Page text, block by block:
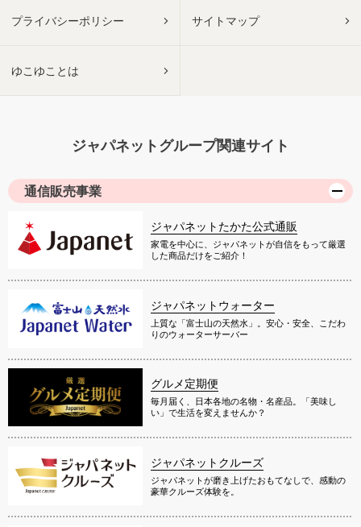
プライバシーポリシー サイトマップ
ゆこゆことは
ジャパネットグループ関連サイト
通信販売事業
ジャパネットたかた公式通販
家電を中心に、ジャパネットが自信をもって厳選
した商品だけをご紹介！
ジャパネットウォーター
上質な「富士山の天然水」。安心・安全、こだわ
りのウォーターサーバー
グルメ定期便
毎月届く、日本各地の名物・名産品。「美味し
い」で生活を変えませんか？
ジャパネットクルーズ
ジャパネットが磨き上げたおもてなしで、感動の
豪華クルーズ体験を。